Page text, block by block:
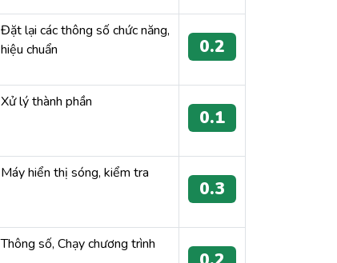
Đặt lại các thông số chức năng,
hiệu chuẩn
0.2
Xử lý thành phần
0.1
Máy hiển thị sóng, kiểm tra
0.3
Thông số, Chạy chương trình